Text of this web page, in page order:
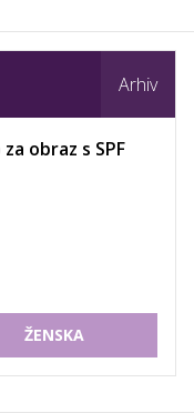
Arhiv
obraz s SPF
ŽENSKA